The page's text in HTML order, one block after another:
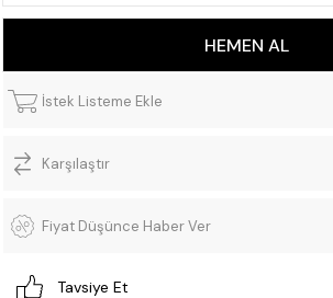
İstek Listeme Ekle
Karşılaştır
Fiyat Düşünce Haber Ver
Tavsiye Et